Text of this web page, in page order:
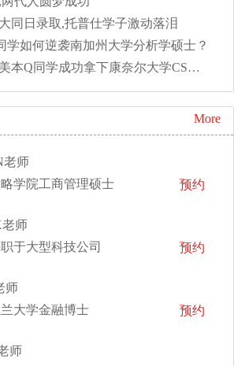
同日录取,托普仕学子激动落泪
学如何逆袭南加州大学分析学硕士？
凸显科研强项！美本Q同学成功拿下康奈尔大学CS硕士录取！
More
老师
学院工商管理硕士
预约
师
于大型科技公司
预约
师
大学金融博士
预约
师